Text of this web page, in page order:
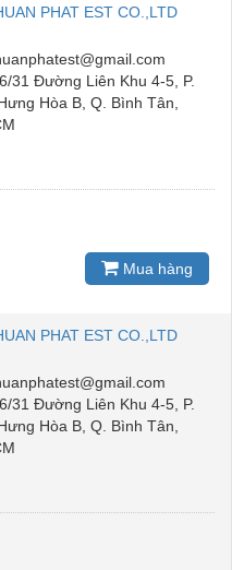
PHAT EST CO.,LTD
31 Đường Liên Khu 4-5, P.
Hòa B, Q. Bình Tân,
Mua hàng
PHAT EST CO.,LTD
31 Đường Liên Khu 4-5, P.
Hòa B, Q. Bình Tân,